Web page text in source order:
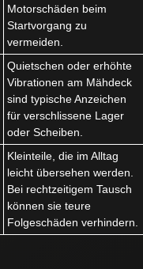
Motorschäden beim
Startvorgang zu
vermeiden.
Quietschen oder erhöhte
Vibrationen am Mähdeck
sind typische Anzeichen
für verschlissene Lager
oder Scheiben.
Kleinteile, die im Alltag
leicht übersehen werden.
Bei rechtzeitigem Tausch
können sie teure
Folgeschäden verhindern.